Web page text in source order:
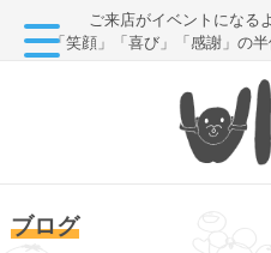
ご来店がイベントになる
「笑顔」「喜び」「感謝」の
ブログ